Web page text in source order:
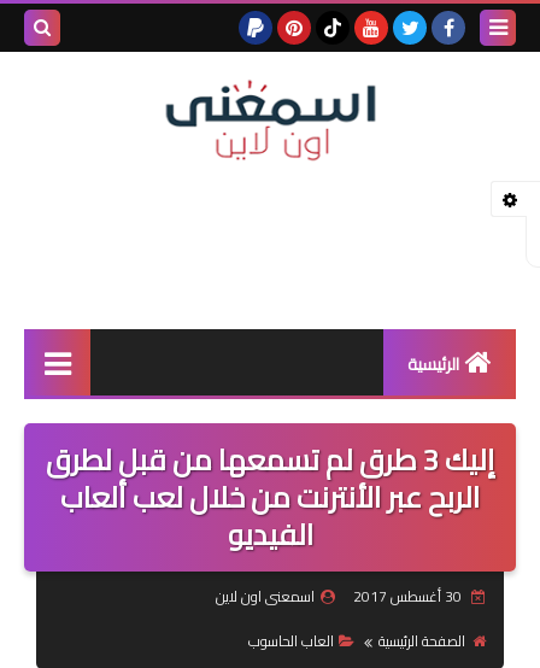
الرئيسية
خدمات بلوجر
بلوجر
كيف تربح
جرافيك
موبايل
إليك 3 طرق لم تسمعها من قبل لطرق
الربح عبر الأنترنت من خلال لعب ألعاب
الفيديو
اسمعنى اون لاين
الصفحة الرئيسية
العاب الحاسوب